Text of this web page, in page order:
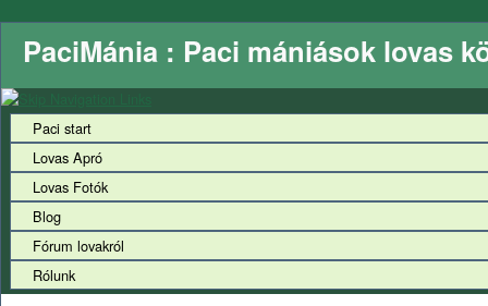
PaciMánia : Paci mániások lovas
Paci start
Lovas Apró
Lovas Fotók
Blog
Fórum lovakról
Rólunk